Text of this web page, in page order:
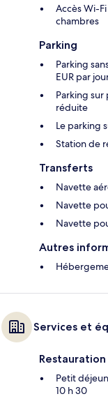
Accès Wi-
chambres
Parking
Parking
EUR par
Parking sur
réduite
Le parking
Station de
Transferts
Navette
Navette
Navette
Autres
Services et
Restauration
Petit
10 h 30